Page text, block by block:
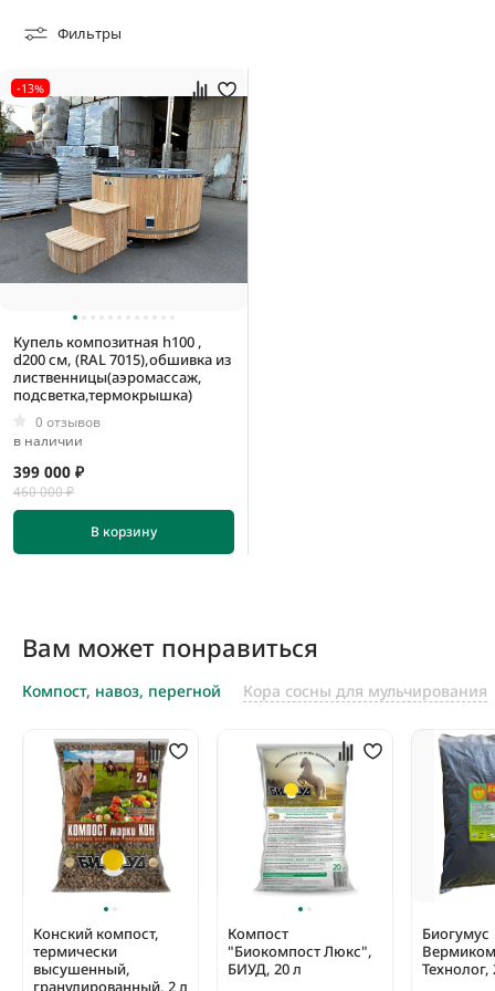
1000 мм
Фильтры
-13%
Купель композитная h100 ,
d200 см, (RAL 7015),обшивка из
лиственницы(аэромассаж,
подсветка,термокрышка)
0 отзывов
в наличии
399 000 ₽
460 000 ₽
В корзину
Вам может понравиться
Компост, навоз, перегной Кора сосны для мульчирования
Конский компост,
термически
высушенный,
Компост
"Биокомпост Люкс",
БИУД, 20 л
Биогумус
Технолог,